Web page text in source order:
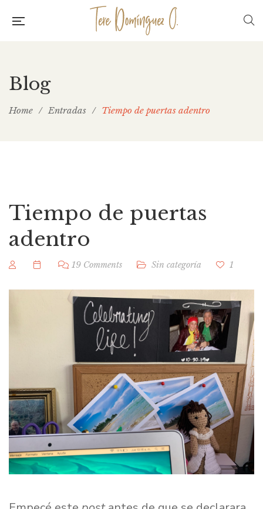
Blog
Home / Entradas / Tiempo de puertas adentro
Tiempo de puertas
adentro
19 Comments Sin categoría 1